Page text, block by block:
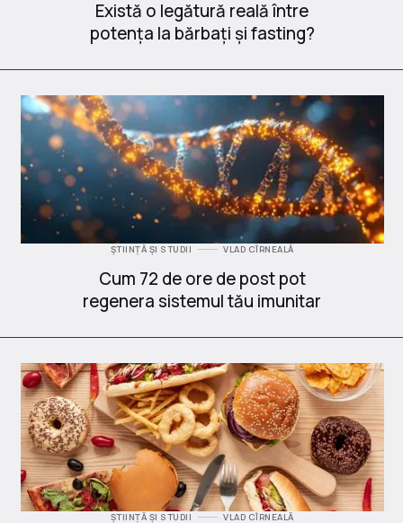
Există o legătură reală între
potența la bărbați și fasting?
ȘTIINȚĂ ȘI STUDII VLAD CÎRNEALĂ
Cum 72 de ore de post pot
regenera sistemul tău imunitar
ȘTIINȚĂ ȘI STUDII VLAD CÎRNEALĂ